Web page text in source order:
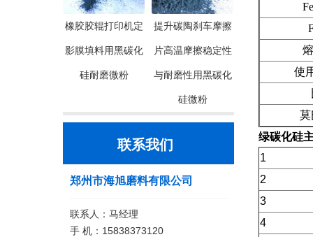
橡胶胶辊打印机定
影膜填料用黑碳化
硅耐磨微粉
提升碳陶刹车摩擦
片高温摩擦稳定性
与耐磨性用黑碳化
硅微粉
联系我们
郑州市海旭磨料有限公司
联系人：马经理
手 机：15838373120
熔
使用
比
莫氏
绿碳化硅
1
2
3
4